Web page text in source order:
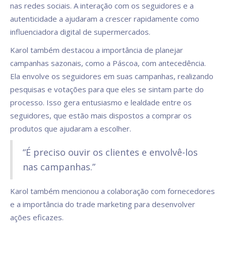
nas redes sociais. A interação com os seguidores e a
autenticidade a ajudaram a crescer rapidamente como
influenciadora digital de supermercados.
Karol também destacou a importância de planejar
campanhas sazonais, como a Páscoa, com antecedência.
Ela envolve os seguidores em suas campanhas, realizando
pesquisas e votações para que eles se sintam parte do
processo. Isso gera entusiasmo e lealdade entre os
seguidores, que estão mais dispostos a comprar os
produtos que ajudaram a escolher.
“É preciso ouvir os clientes e envolvê-los
nas campanhas.”
Karol também mencionou a colaboração com fornecedores
e a importância do trade marketing para desenvolver
ações eficazes.